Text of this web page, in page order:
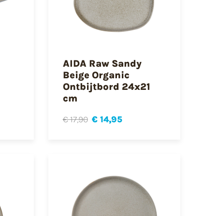
AIDA Raw Sandy
Beige Organic
Ontbijtbord 24x21
cm
€ 17,90 € 14,95